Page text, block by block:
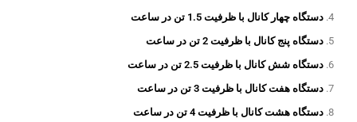
دستگاه چهار کانال با ظرفیت 1.5 تن در ساعت
دستگاه پنج کانال با ظرفیت 2 تن در ساعت
دستگاه شش کانال با ظرفیت 2.5 تن در ساعت
دستگاه هفت کانال با ظرفیت 3 تن در ساعت
دستگاه هشت کانال با ظرفیت 4 تن در ساعت